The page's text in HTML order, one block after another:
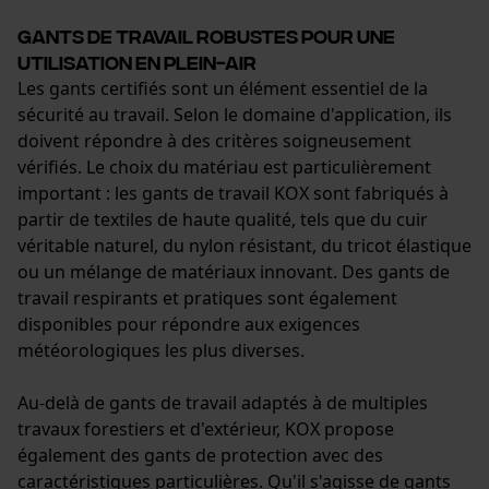
Gants de travail robustes pour une
utilisation en plein-air
Les gants certifiés sont un élément essentiel de la
sécurité au travail. Selon le domaine d'application, ils
doivent répondre à des critères soigneusement
vérifiés. Le choix du matériau est particulièrement
important : les gants de travail KOX sont fabriqués à
partir de textiles de haute qualité, tels que du cuir
véritable naturel, du nylon résistant, du tricot élastique
ou un mélange de matériaux innovant. Des gants de
travail respirants et pratiques sont également
disponibles pour répondre aux exigences
météorologiques les plus diverses.
Au-delà de gants de travail adaptés à de multiples
travaux forestiers et d'extérieur, KOX propose
également des gants de protection avec des
caractéristiques particulières. Qu'il s'agisse de gants
Econda Analytics
Mouseflow Web Analytics Tool
Cookies de performance et de
fonctionnalité
Loop54 Personalization
Panier sauvegardé
Salutation personnelle
Géo-IP et détection des